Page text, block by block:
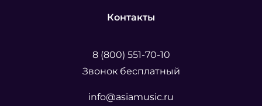
Контакты
8 (800) 551-70-10
Звонок бесплатный
info@asiamusic.ru